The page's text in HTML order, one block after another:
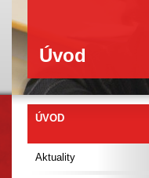
ÚVOD
Aktuality
Úvod